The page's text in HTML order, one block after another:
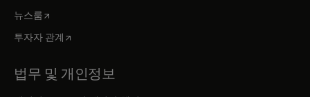
뉴스룸새 탭에서 열림
투자자 관계 새 탭에서 열림
법무 및 개인정보